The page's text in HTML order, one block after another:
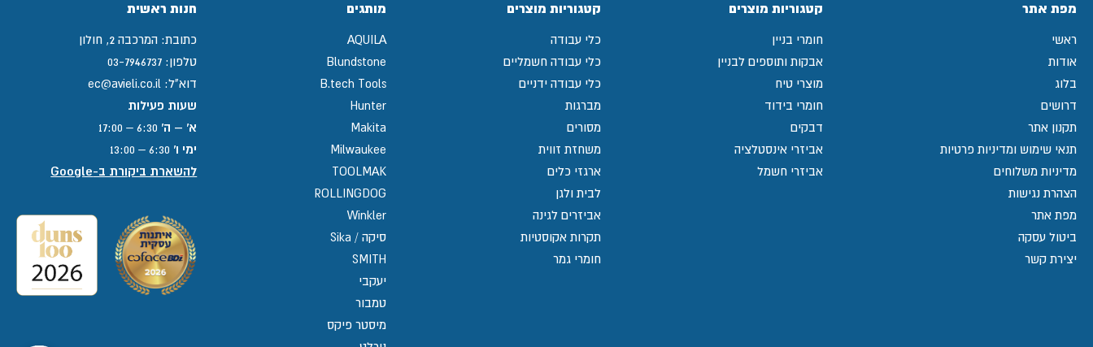
מפת אתר
ראשי
אודות
בלוג
דרושים
תקנון אתר
תנאי שימוש ומדיניות פרטיות
מדיניות משלוחים
הצהרת נגישות
מפת אתר
ביטול עסקה
יצירת קשר
קטגוריות מוצרים
חומרי בניין
אבקות ותוספים לבניין
מוצרי טיח
חומרי בידוד
דבקים
אביזרי אינסטלציה
אביזרי חשמל
קטגוריות מוצרים
כלי עבודה
כלי עבודה חשמליים
כלי עבודה ידניים
מברגות
מסורים
משחזת זווית
ארגזי כלים
לבית ולגן
אביזרים לגינה
תקרות אקוסטיות
חומרי גמר
מותגים
AQUILA
Blundstone
B.tech Tools
Hunter
Makita
Milwaukee
TOOLMAK
ROLLINGDOG
Winkler
סיקה / Sika
SMITH
יעקבי
טמבור
מיסטר פיקס
חנות ראשית
כתובת: המרכבה 2, חולון
טלפון: 03-7946737
דוא"ל: ec@avieli.co.il
שעות פעילות
א' – ה'
ימי ו'
להשארת ביקורת ב-Google